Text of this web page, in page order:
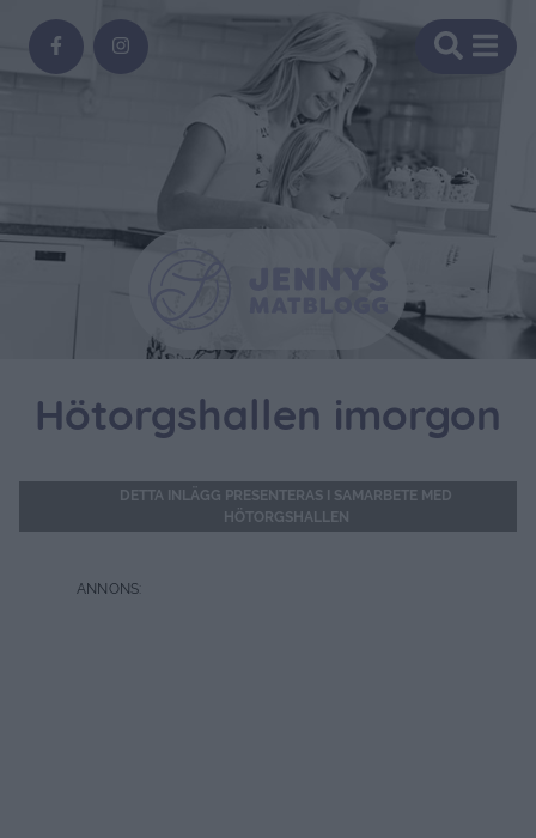
Hötorgshallen imorgon
DETTA INLÄGG PRESENTERAS I SAMARBETE MED
HÖTORGSHALLEN